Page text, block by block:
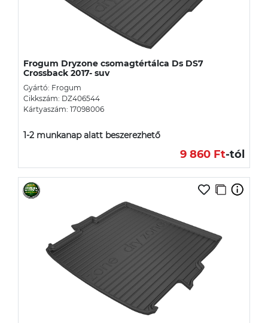
Frogum Dryzone csomagtértálca Ds DS7
Crossback 2017- suv
Gyártó: Frogum
Cikkszám: DZ406544
Kártyaszám: 17098006
1-2 munkanap alatt beszerezhető
9 860 Ft-tól